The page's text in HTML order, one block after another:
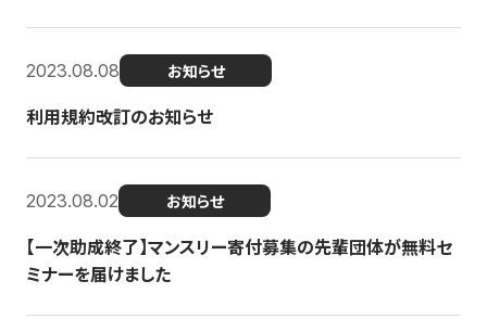
2023.08.08 お知らせ
利用規約改訂のお知らせ
2023.08.02 お知らせ
【一次助成終了】マンスリー寄付募集の先輩団体が無料セ
ミナーを届けました